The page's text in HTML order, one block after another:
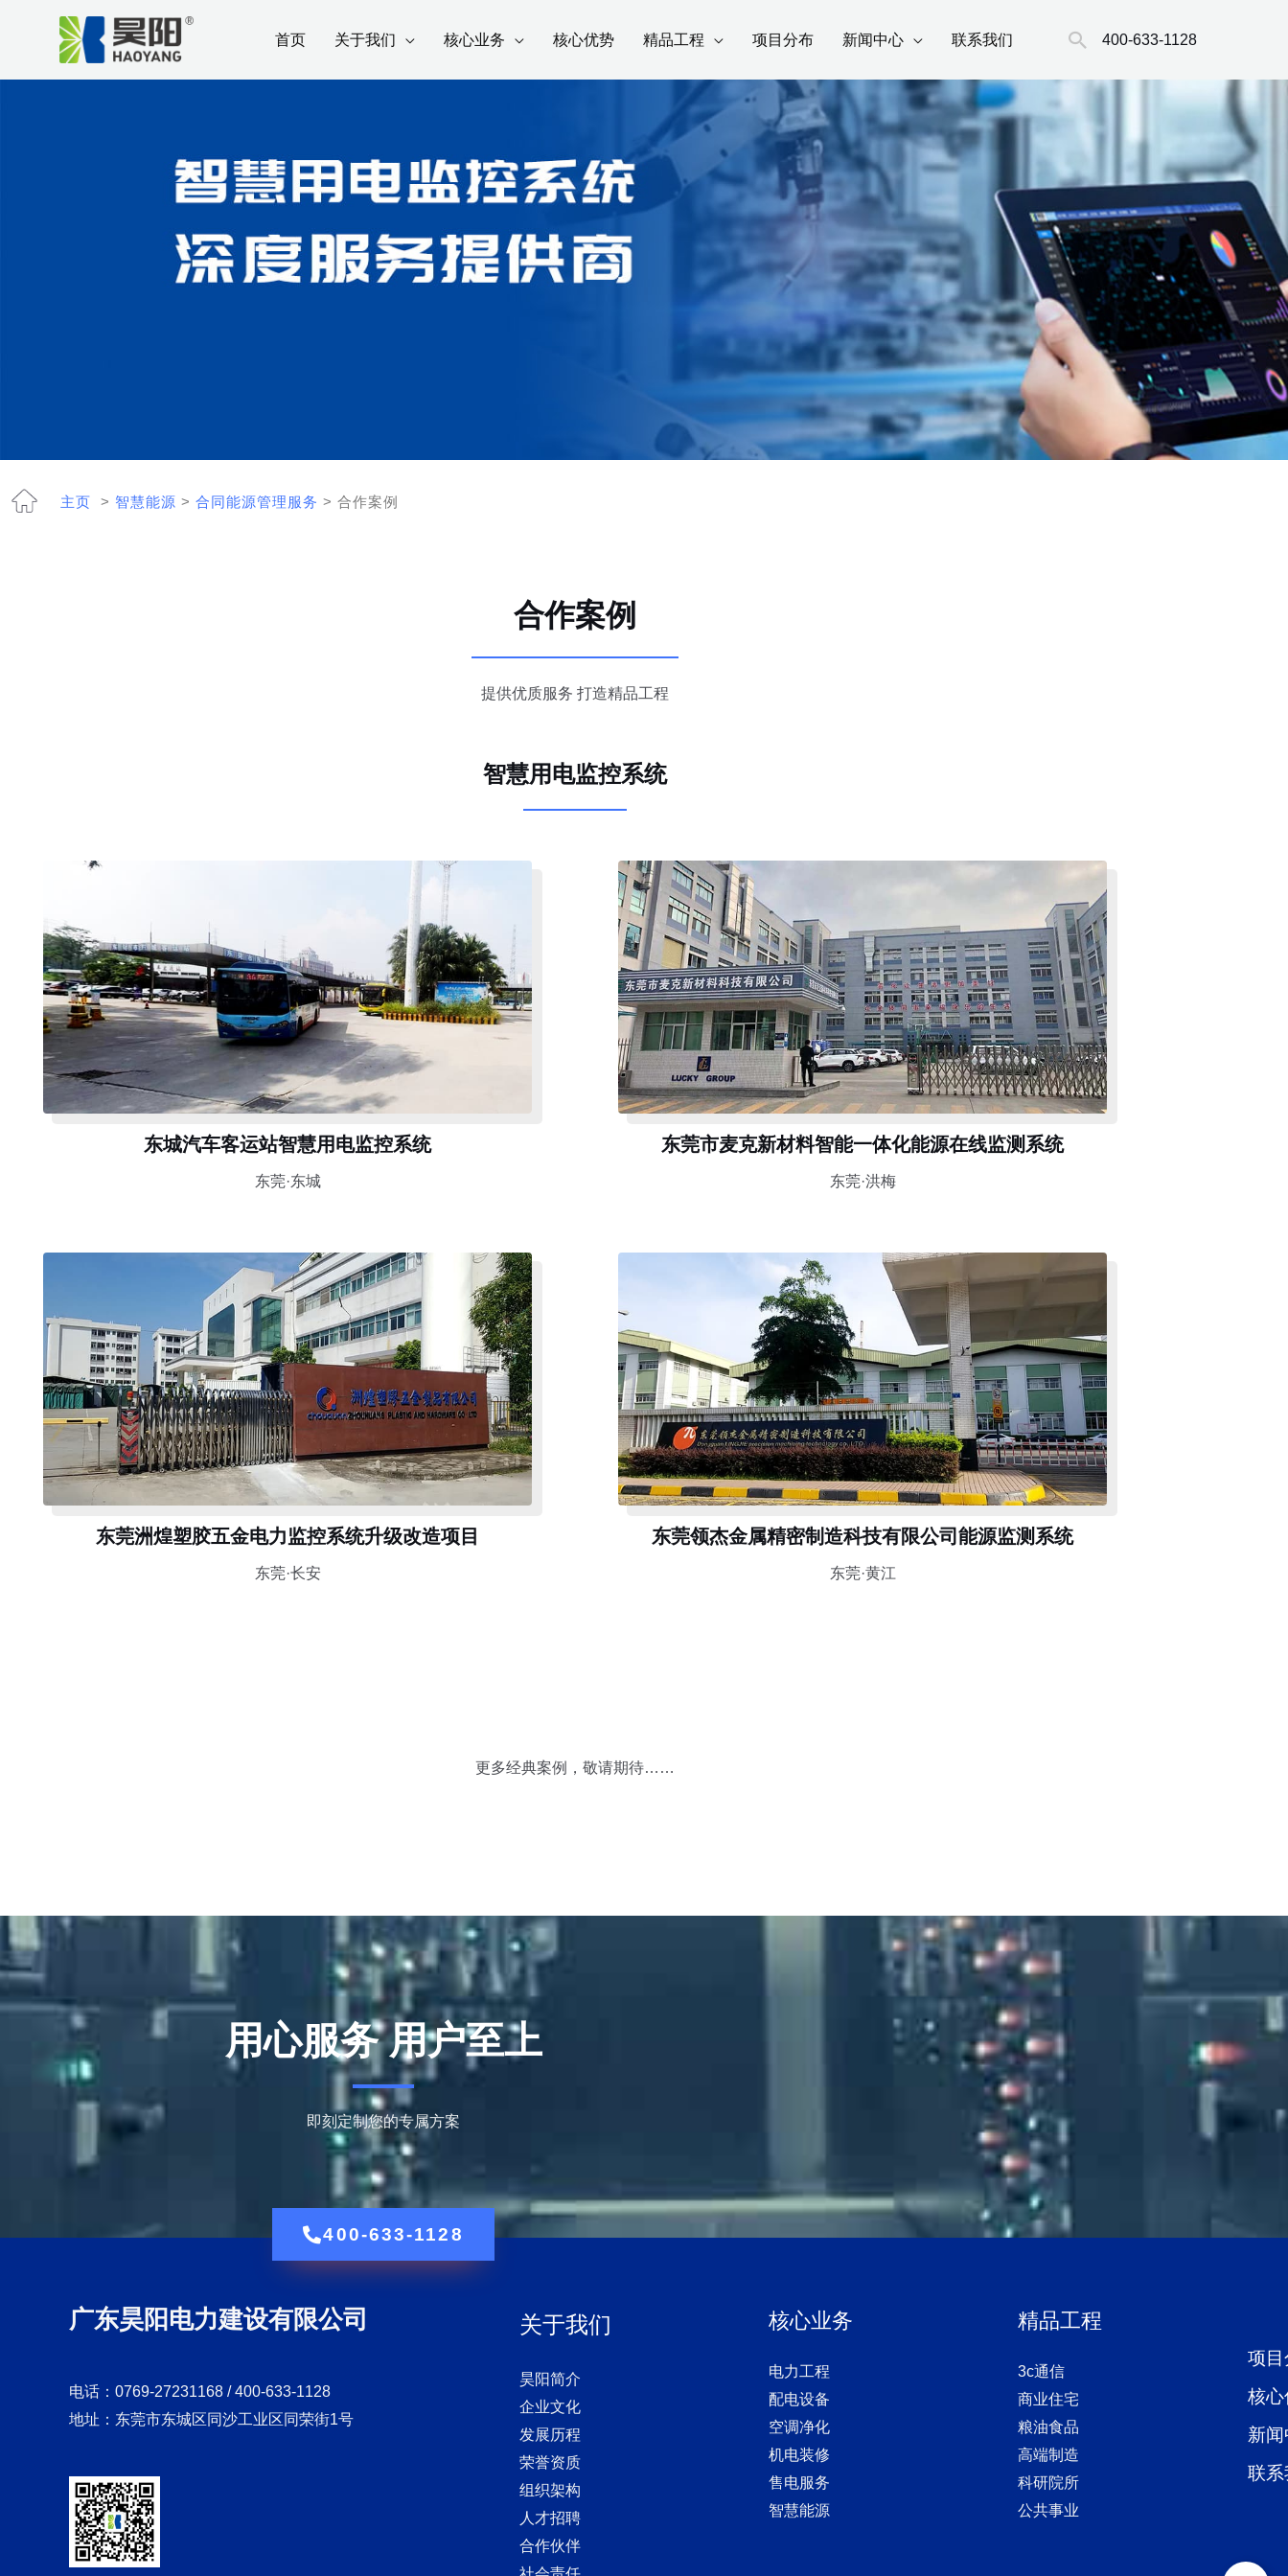
首页 关于我们 核心业务 核心优势 精品工程 项目分布 新闻中心 联系我们
搜
索
400-633-1128
主页 > 智慧能源 > 合同能源管理服务 > 合作案例
合作案例
提供优质服务 打造精品工程
智慧用电监控系统
东城汽车客运站智慧用电监控系统
东莞·东城
东莞市麦克新材料智能一体化能源在线监测系统
东莞·洪梅
东莞洲煌塑胶五金电力监控系统升级改造项目
东莞·长安
东莞领杰金属精密制造科技有限公司能源监测系统
东莞·黄江
更多经典案例，敬请期待……
用心服务 用户至上
即刻定制您的专属方案
400-633-1128
广东昊阳电力建设有限公司
电话：0769-27231168 / 400-633-1128
地址：东莞市东城区同沙工业区同荣街1号
关于我们
昊阳简介
企业文化
发展历程
荣誉资质
组织架构
人才招聘
合作伙伴
核心业务
电力工程
配电设备
空调净化
机电装修
售电服务
智慧能源
精品工程
3c通信
商业住宅
粮油食品
高端制造
科研院所
公共事业
项
核
新
联